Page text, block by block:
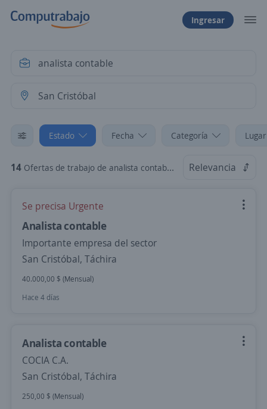
Ingresar
Estado Fecha Categoría
14 Ofertas de trabajo de analista contable en San Cristóbal, Táchira Relevancia
Se precisa Urgente
Analista contable
Importante empresa del sector
San Cristóbal, Táchira
40.000,00 $ (Mensual)
Hace 4 días
Analista contable
COCIA C.A.
San Cristóbal, Táchira
250,00 $ (Mensual)